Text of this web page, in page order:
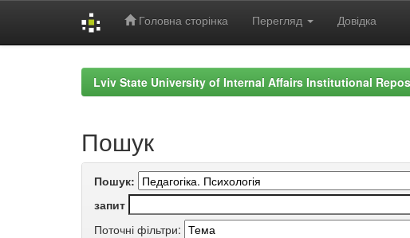
Головна сторінка Перегляд Довідка
Lviv State University of Internal Affairs Institutional
Пошук
Пошук:
запит
Поточні фільтри: